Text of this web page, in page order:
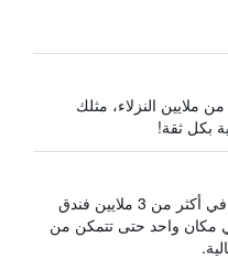
ملايين النزلاء، مثلك
بكل ثقة!
يبحث HotelsCombined في أكثر من 3 ملايين فندق
مكان واحد حتى تتمكن من